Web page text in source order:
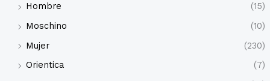
Hombre
(15)
Moschino
(10)
Mujer
(230)
Orientica
(7)